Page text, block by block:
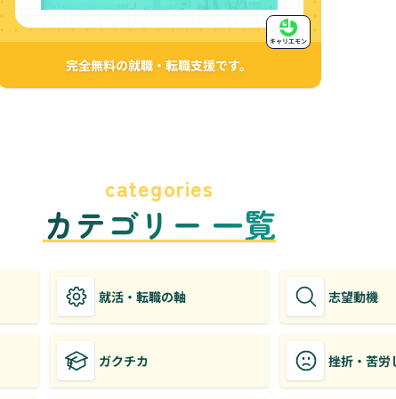
完全無料の就職・転職支援です。
キャリエモン
categories
カテゴリー 一覧
就活・転職の軸 志望動機
ガクチカ 挫折・苦労